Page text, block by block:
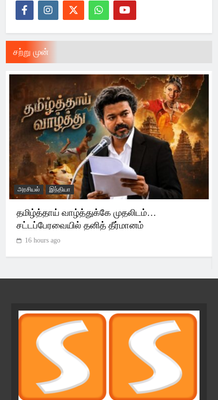
சற்று முன்
அரசியல் இந்தியா
தமிழ்த்தாய் வாழ்த்துக்கே முதலிடம்…
சட்டப்பேரவையில் தனித் தீர்மானம்
16 hours ago